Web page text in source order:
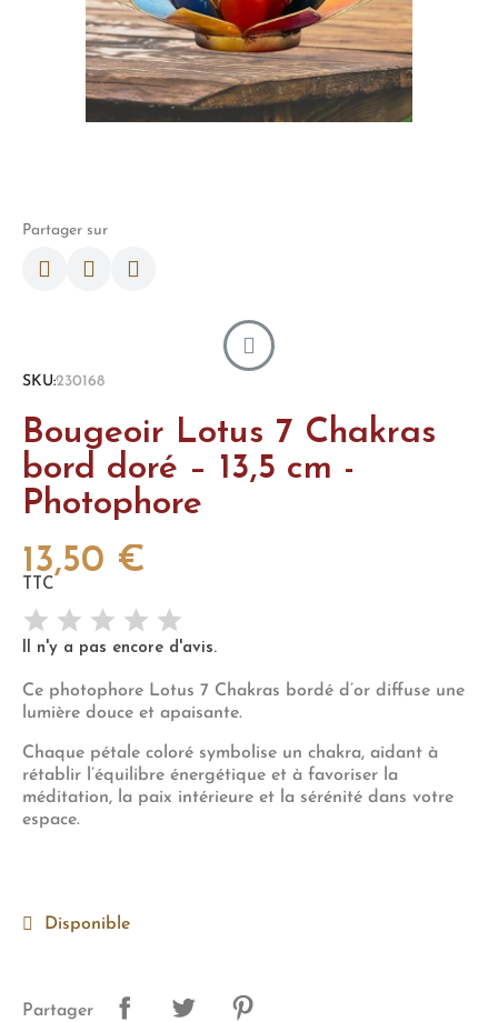
Partager sur
SKU 230168
Bougeoir Lotus 7 Chakras
bord doré – 13,5 cm -
Photophore
13,50 €
TTC
Il n'y a pas encore d'avis.
Ce photophore Lotus 7 Chakras bordé d’or diffuse une
lumière douce et apaisante.
Chaque pétale coloré symbolise un chakra, aidant à
rétablir l’équilibre énergétique et à favoriser la
méditation, la paix intérieure et la sérénité dans votre
espace.
Disponible
Partager